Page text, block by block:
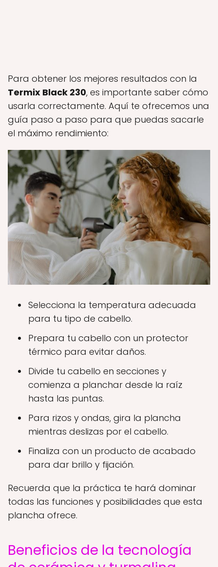
Para obtener los mejores resultados con la
Termix Black 230, es importante saber cómo
usarla correctamente. Aquí te ofrecemos una
guía paso a paso para que puedas sacarle
el máximo rendimiento:
Selecciona la temperatura adecuada
para tu tipo de cabello.
Prepara tu cabello con un protector
térmico para evitar daños.
Divide tu cabello en secciones y
comienza a planchar desde la raíz
hasta las puntas.
Para rizos y ondas, gira la plancha
mientras deslizas por el cabello.
Finaliza con un producto de acabado
para dar brillo y fijación.
Recuerda que la práctica te hará dominar
todas las funciones y posibilidades que esta
plancha ofrece.
Beneficios de la tecnología